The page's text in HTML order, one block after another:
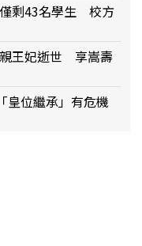
剩43名學生 校方
王妃逝世 享嵩壽
位繼承」有危機